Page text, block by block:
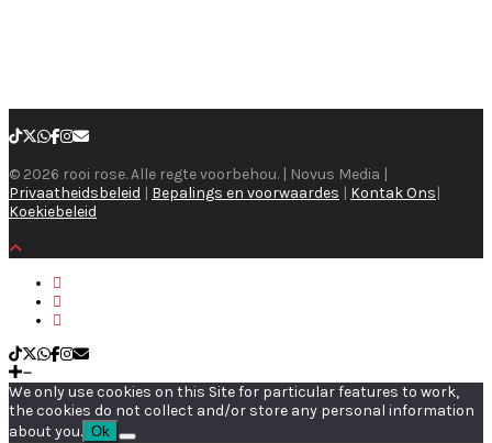
© 2026 rooi rose. Alle regte voorbehou. | Novus Media |
Privaatheidsbeleid | Bepalings en voorwaardes | Kontak Ons|
Koekiebeleid
We only use cookies on this Site for particular features to work,
the cookies do not collect and/or store any personal information
about you. Ok